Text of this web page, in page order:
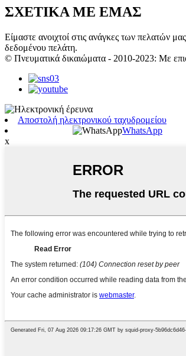
ΣΧΕΤΙΚΑ ΜΕ ΕΜΑΣ
Είμαστε ανοιχτοί στις ανάγκες των πελατών
δεδομένου πελάτη.
© Πνευματικά δικαιώματα - 2010-2023: Με
Αποστολή ηλεκτρονικού ταχυδρομείου
WhatsApp
x